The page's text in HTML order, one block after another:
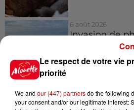
6 août 2026
Invasion de
plages du
Le respect de votre vie
priorité
We and our (447) partnersdo the following
your consent and/or our legitimate interest: